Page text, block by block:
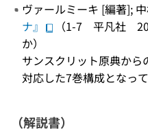
ヴァールミーキ [編著];
ナ』
（1-7 平凡社
か）
サンスクリット原典か
対応した7巻構成となって
（解説書）